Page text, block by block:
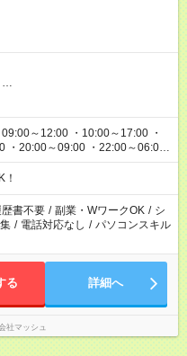
…
～12:00 ・10:00～17:00 ・
・20:00～09:00 ・22:00～06:00
歴書不要 / 副業・WワークOK / シ
/ 電話対応なし / パソコンスキル
る 詳細へ
社マッシュ